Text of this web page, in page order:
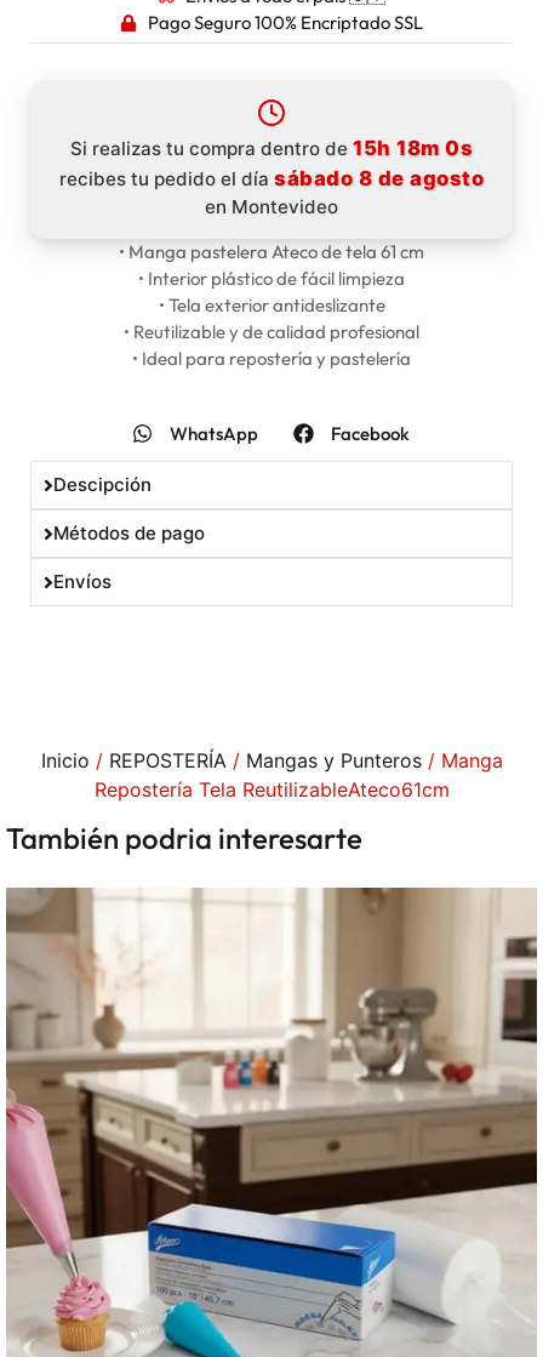
Pago Seguro 100% Encriptado SSL
Si realizas tu compra dentro de 15h 18m 0s
recibes tu pedido el día sábado 8 de agosto
en Montevideo
• Manga pastelera Ateco de tela 61 cm
• Interior plástico de fácil limpieza
• Tela exterior antideslizante
• Reutilizable y de calidad profesional
• Ideal para repostería y pastelería
WhatsApp Facebook
Descipción
Métodos de pago
Envíos
Inicio / REPOSTERÍA/ Mangas y Punteros/ Manga
Repostería Tela ReutilizableAteco61cm
También podria interesarte